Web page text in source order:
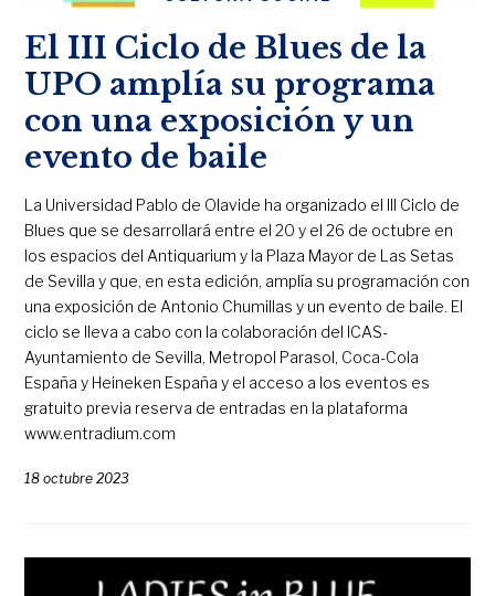
El III Ciclo de Blues de la
UPO amplía su programa
con una exposición y un
evento de baile
La Universidad Pablo de Olavide ha organizado el III Ciclo de
Blues que se desarrollará entre el 20 y el 26 de octubre en
los espacios del Antiquarium y la Plaza Mayor de Las Setas
de Sevilla y que, en esta edición, amplía su programación con
una exposición de Antonio Chumillas y un evento de baile. El
ciclo se lleva a cabo con la colaboración del ICAS-
Ayuntamiento de Sevilla, Metropol Parasol, Coca-Cola
España y Heineken España y el acceso a los eventos es
gratuito previa reserva de entradas en la plataforma
www.entradium.com
18 octubre 2023